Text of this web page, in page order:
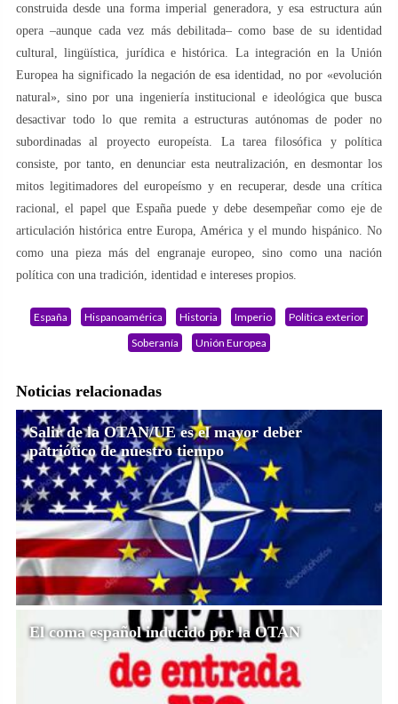
construida desde una forma imperial generadora, y esa estructura aún
opera –aunque cada vez más debilitada– como base de su identidad
cultural, lingüística, jurídica e histórica. La integración en la Unión
Europea ha significado la negación de esa identidad, no por «evolución
natural», sino por una ingeniería institucional e ideológica que busca
desactivar todo lo que remita a estructuras autónomas de poder no
subordinadas al proyecto europeísta. La tarea filosófica y política
consiste, por tanto, en denunciar esta neutralización, en desmontar los
mitos legitimadores del europeísmo y en recuperar, desde una crítica
racional, el papel que España puede y debe desempeñar como eje de
articulación histórica entre Europa, América y el mundo hispánico. No
como una pieza más del engranaje europeo, sino como una nación
política con una tradición, identidad e intereses propios.
España Hispanoamérica Historia Imperio
Política exterior
Soberanía
Unión Europea
Noticias relacionadas
Salir de la OTAN/UE es el mayor deber
patriótico de nuestro tiempo
El coma español inducido por la OTAN